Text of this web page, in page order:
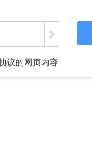
议的网页内容